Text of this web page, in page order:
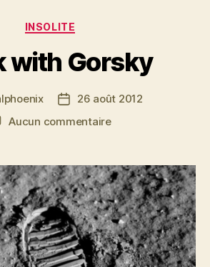
Catégories
INSOLITE
with Gorsky
Date26 août 2012
Aucun commentairesur
Gorsky